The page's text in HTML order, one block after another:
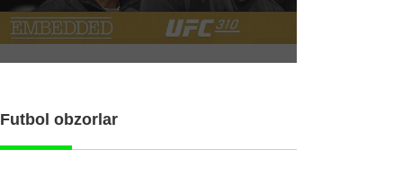
Futbol obzorlar